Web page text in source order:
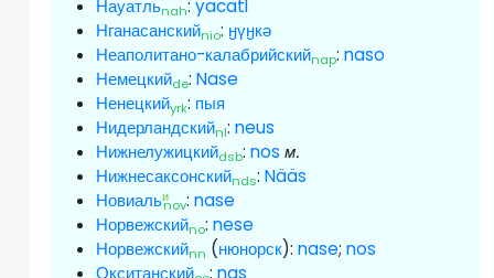
Науатльnah:yacatl
Нганасанскийnio: ӈүӈкә
Неаполитано-калабрийскийnap:naso
Немецкийde:Nase
Ненецкийyrk: пыя
Нидерландскийnl:neus
Нижнелужицкийdsb:nos м.
Нижнесаксонскийnds:Nääs
Новиальи
nov:nase
Норвежскийno:nese
Норвежскийnn (нюнорск):nase;nos
Окситанский
:nas